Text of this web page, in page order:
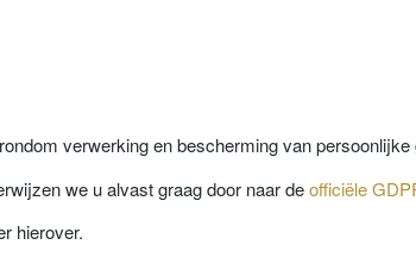
verwerking en bescherming van
we u alvast graag door naar deofficiële
hierover.